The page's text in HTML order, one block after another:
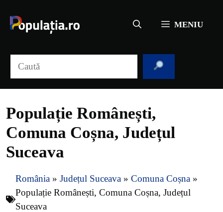
conținut
MENIU
Populație Românești,
Comuna Coșna, Județul
Suceava
România » Județul Suceava » Comuna Coșna »
Populație Românești, Comuna Coșna, Județul
Suceava